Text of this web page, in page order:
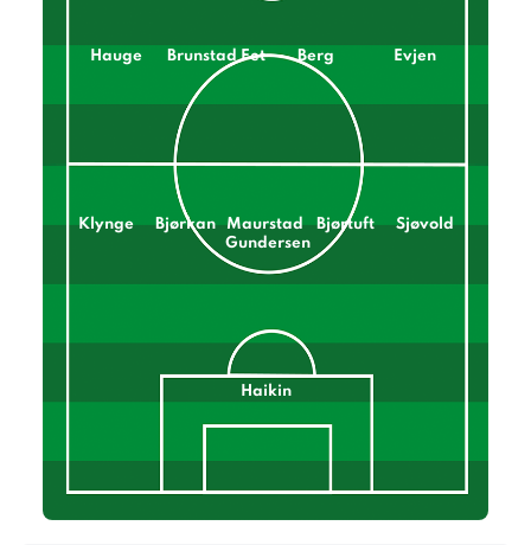
Hauge Brunstad Fet Berg Evjen
Klynge Bjørkan
Maurstad
Gundersen
Bjørtuft Sjøvold
Haikin